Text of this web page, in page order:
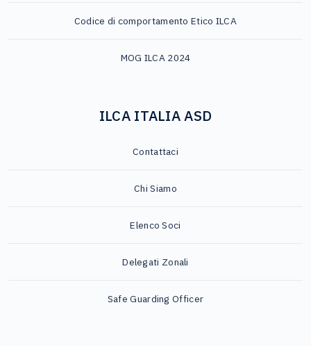
Codice di comportamento Etico ILCA
MOG ILCA 2024
ILCA ITALIA ASD
Contattaci
Chi Siamo
Elenco Soci
Delegati Zonali
Safe Guarding Officer